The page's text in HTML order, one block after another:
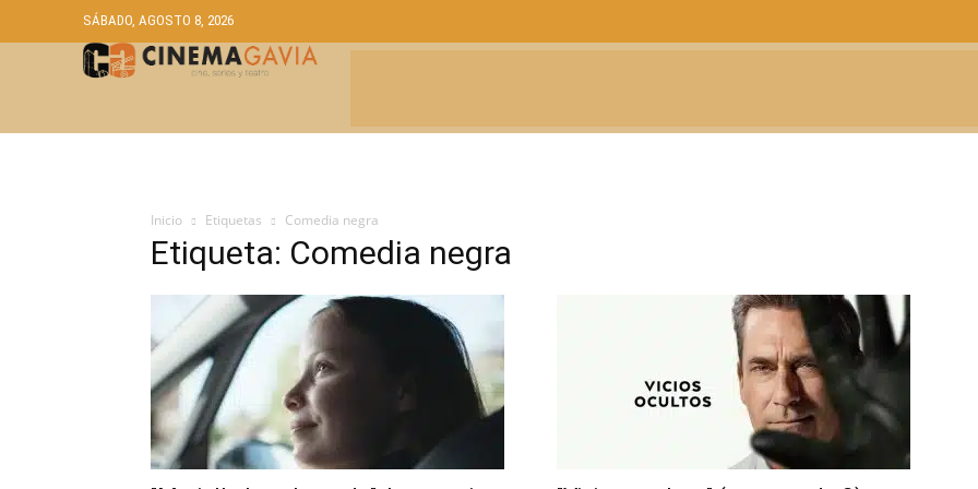
SÁBADO, AGOSTO 8, 2026
Inicio Etiquetas Comedia negra
Etiqueta: Comedia negra